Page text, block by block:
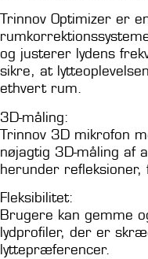
Trinnov Optimizer er
og justerer lydens
sikre, at
ethvert rum.
3D-måling:
Trinnov 3D mikrofon
nøjagtig 3D-måling af
herunder refleksioner,
Fleksibilitet:
Brugere kan gemme
lydprofiler, der er
lyttepræferencer.